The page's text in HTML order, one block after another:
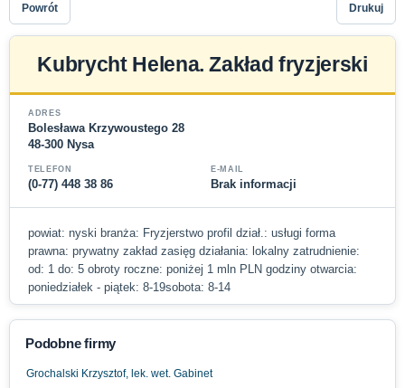
Powrót Drukuj
Kubrycht Helena. Zakład fryzjerski
ADRES
Bolesława Krzywoustego 28
48-300 Nysa
TELEFON
(0-77) 448 38 86
E-MAIL
Brak informacji
powiat: nyski branża: Fryzjerstwo profil dział.: usługi forma
prawna: prywatny zakład zasięg działania: lokalny zatrudnienie:
od: 1 do: 5 obroty roczne: poniżej 1 mln PLN godziny otwarcia:
poniedziałek - piątek: 8-19sobota: 8-14
Podobne firmy
Grochalski Krzysztof, lek. wet. Gabinet